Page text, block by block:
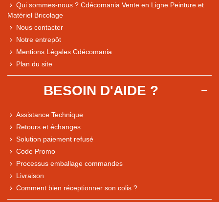
Comparaison des performances du magasin
Qui sommes-nous ? Cdécomania Vente en Ligne Peinture et
Matériel Bricolage
Nous contacter
Notre entrepôt
Mentions Légales Cdécomania
Plan du site
BESOIN D'AIDE ?
Assistance Technique
Retours et échanges
Solution paiement refusé
Code Promo
Processus emballage commandes
Livraison
Comment bien réceptionner son colis ?